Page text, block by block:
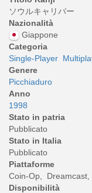
ソウルキャリバー
Nazionalità
Giappone
Categoria
Single-Player
Genere
Picchiaduro
Anno
1998
Stato in patria
Pubblicato
Stato in Italia
Pubblicato
Piattaforme
Coin-Op,
Disponibilità